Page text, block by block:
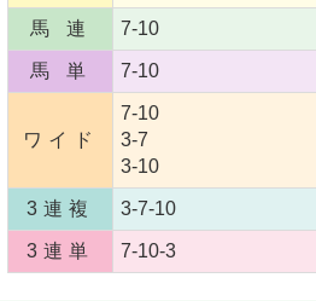
馬 連 7-10
馬 単 7-10
ワイド
7-10
3-7
3-10
3連複 3-7-10
3連単 7-10-3